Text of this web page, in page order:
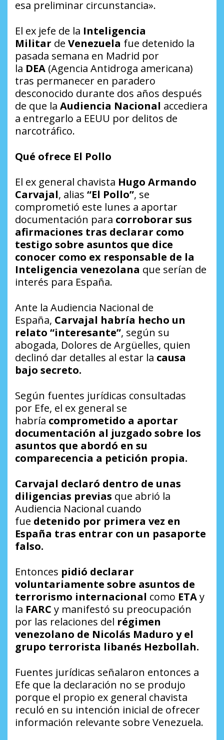
esa preliminar circunstancia».
El ex jefe de la Inteligencia
Militar de Venezuela fue detenido la
pasada semana en Madrid por
la DEA (Agencia Antidroga americana)
tras permanecer en paradero
desconocido durante dos años después
de que la Audiencia Nacional accediera
a entregarlo a EEUU por delitos de
narcotráfico.
Qué ofrece El Pollo
El ex general chavista Hugo Armando
Carvajal, alias “El Pollo”, se
comprometió este lunes a aportar
documentación para corroborar sus
afirmaciones tras declarar como
testigo sobre asuntos que dice
conocer como ex responsable de la
Inteligencia venezolana que serían de
interés para España.
Ante la Audiencia Nacional de
España, Carvajal habría hecho un
relato “interesante”, según su
abogada, Dolores de Argüelles, quien
declinó dar detalles al estar la causa
bajo secreto.
Según fuentes jurídicas consultadas
por Efe, el ex general se
habría comprometido a aportar
documentación al juzgado sobre los
asuntos que abordó en su
comparecencia a petición propia.
Carvajal declaró dentro de unas
diligencias previas que abrió la
Audiencia Nacional cuando
fue detenido por primera vez en
España tras entrar con un pasaporte
falso.
Entonces pidió declarar
voluntariamente sobre asuntos de
terrorismo internacional como ETAy
la FARC y manifestó su preocupación
por las relaciones del régimen
venezolano de Nicolás Maduro y el
grupo terrorista libanés Hezbollah.
Fuentes jurídicas señalaron entonces a
Efe que la declaración no se produjo
porque el propio ex general chavista
reculó en su intención inicial de ofrecer
información relevante sobre Venezuela.